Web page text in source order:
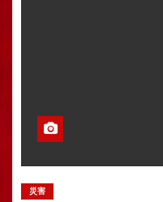
災害